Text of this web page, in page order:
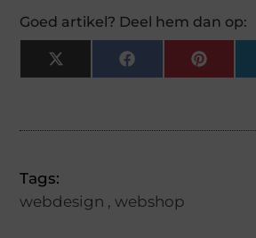
Goed artikel? Deel hem dan op:
X
(Twitter)
Facebook
Tags:
webdesign ,webshop